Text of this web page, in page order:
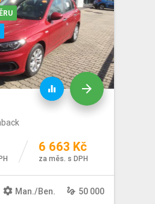
6 663 Kč
za měs. s DPH
settings Man./Ben. gesture 50 000
arrow_forward
equalizer